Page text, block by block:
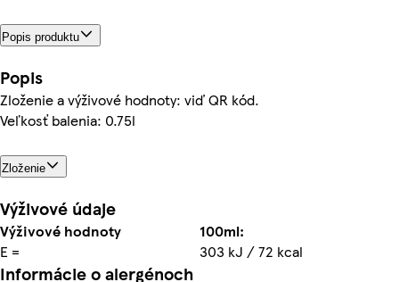
Popis produktu
Popis
Zloženie a výživové hodnoty: viď QR kód.
Veľkosť balenia: 0.75l
Zloženie
Výživové údaje
Výživové hodnoty
100ml:
E =
303 kJ / 72 kcal
Informácie o alergénoch